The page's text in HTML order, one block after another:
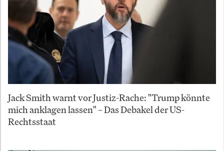
Jack Smith warnt vor Justiz-Rache: "Trump könnte
mich anklagen lassen" – Das Debakel der US-
Rechtsstaat